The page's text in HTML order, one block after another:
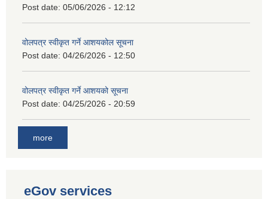
Post date: 05/06/2026 - 12:12
वोलपत्र स्वीकृत गर्ने आशयकोल सूचना
Post date: 04/26/2026 - 12:50
वोलपत्र स्वीकृत गर्ने आशयको सूचना
Post date: 04/25/2026 - 20:59
more
eGov services